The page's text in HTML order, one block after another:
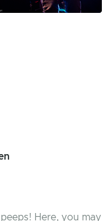
Here, you may